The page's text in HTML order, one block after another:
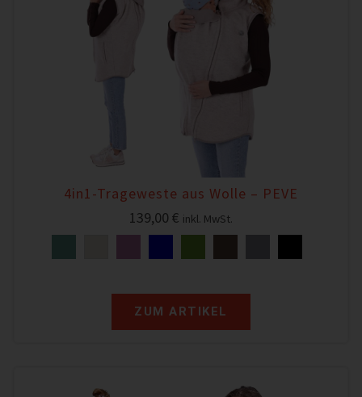
4in1-Trageweste aus Wolle – PEVE
139,00 € inkl. MwSt.
ZUM ARTIKEL